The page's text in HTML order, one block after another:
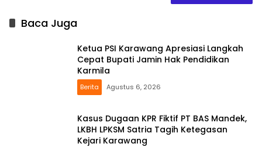
Baca Juga
Ketua PSI Karawang Apresiasi Langkah
Cepat Bupati Jamin Hak Pendidikan
Karmila
Berita Agustus 6, 2026
Kasus Dugaan KPR Fiktif PT BAS Mandek,
LKBH LPKSM Satria Tagih Ketegasan
Kejari Karawang